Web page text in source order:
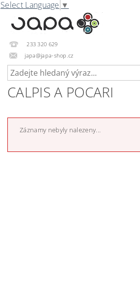
Select Language ▼
233 320 629
japa@japa-shop.cz
CALPIS A POCARI
Záznamy nebyly nalezeny...